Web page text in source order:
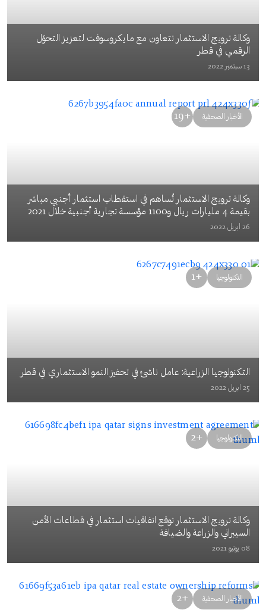
وكالة ترويج الاستثمار تتعاون مع مايكروسوفت لتعزيز التحوّل
الرقمي في قطر
13 سبتمبر 2022
الأخبار الصحفية +19
وكالة ترويج الاستثمار تُساهم في استقطاب استثمار أجنبي مباشر
بقيمة 4 مليارات ريال و1100 مؤسسة تجارية أجنبية خلال 2021
26 ابريل 2022
التكنولوجيا +1
التكنولوجيا الزراعية: عامل ناشئ في تحفيز النمو الاستثماري في قطر
25 ابريل 2022
التكنولوجيا +2
وكالة ترويج الاستثمار توقع اتفاقيات استثمار في قطاعات الأمن
السيبراني والزراعة والضيافة
08 يونيو 2021
الأخبار الصحفية +2